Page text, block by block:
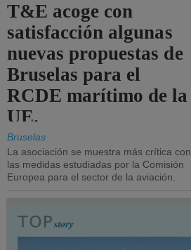
T&E acoge con
satisfacción algunas
nuevas propuestas de
Bruselas para el
RCDE marítimo de la
UE.
Bruselas
La asociación se muestra más crítica con
las medidas estudiadas por la Comisión
Europea para el sector de la aviación.